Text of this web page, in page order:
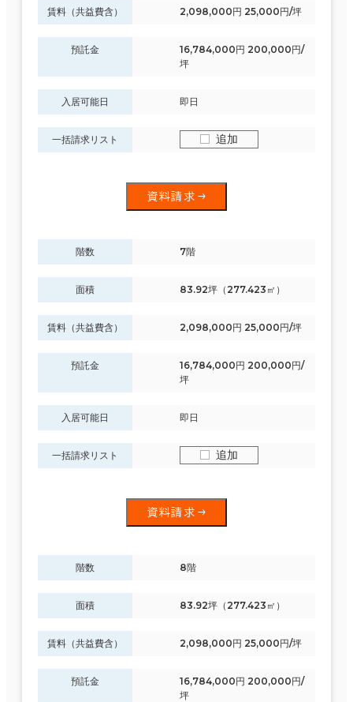
賃料（共益費含） 2,098,000円 25,000円/坪
預託金
16,784,000円 200,000円/
坪
入居可能日 即日
一括請求リスト 追加
資料請求
階数 7階
面積 83.92坪（277.423㎡）
賃料（共益費含） 2,098,000円 25,000円/坪
預託金
16,784,000円 200,000円/
坪
入居可能日 即日
一括請求リスト 追加
資料請求
階数 8階
面積 83.92坪（277.423㎡）
賃料（共益費含） 2,098,000円 25,000円/坪
預託金
16,784,000円 200,000円/
坪